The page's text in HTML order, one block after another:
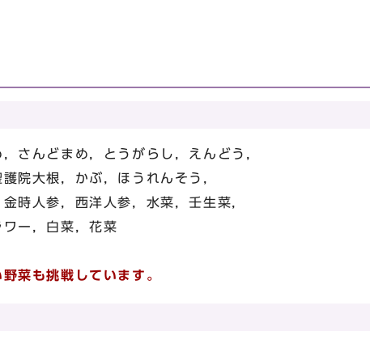
さんどまめ，とうがらし，えんどう，
院大根，かぶ，ほうれんそう，
時人参，西洋人参，水菜，壬生菜，
ワー，白菜，花菜
菜も挑戦しています。